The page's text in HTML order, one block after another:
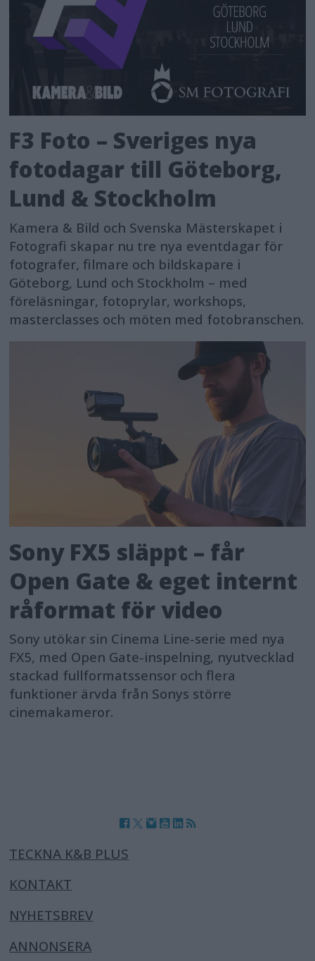
F3 Foto – Sveriges nya
fotodagar till Göteborg,
Lund & Stockholm
Kamera & Bild och Svenska Mästerskapet i
Fotografi skapar nu tre nya eventdagar för
fotografer, filmare och bildskapare i
Göteborg, Lund och Stockholm – med
föreläsningar, fotoprylar, workshops,
masterclasses och möten med fotobranschen.
Sony FX5 släppt – får
Open Gate & eget internt
råformat för video
Sony utökar sin Cinema Line-serie med nya
FX5, med Open Gate-inspelning, nyutvecklad
stackad fullformatssensor och flera
funktioner ärvda från Sonys större
cinemakameror.
TECKNA K&B PLUS
KONTAKT
NYHETSBREV
ANNONSERA